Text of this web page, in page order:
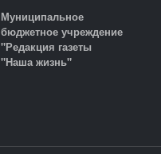
Муниципальное
бюджетное учреждение
"Редакция газеты
"Наша жизнь"